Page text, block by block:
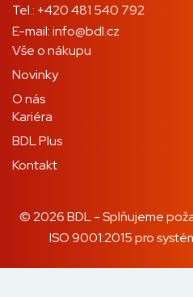
Tel.: +420 481 540 792
E-mail:info@bdl.cz
Vše o nákupu
Novinky
O nás
Kariéra
BDL Plus
Kontakt
© 2026 BDL - Splňujeme
ISO 9001:2015 pro